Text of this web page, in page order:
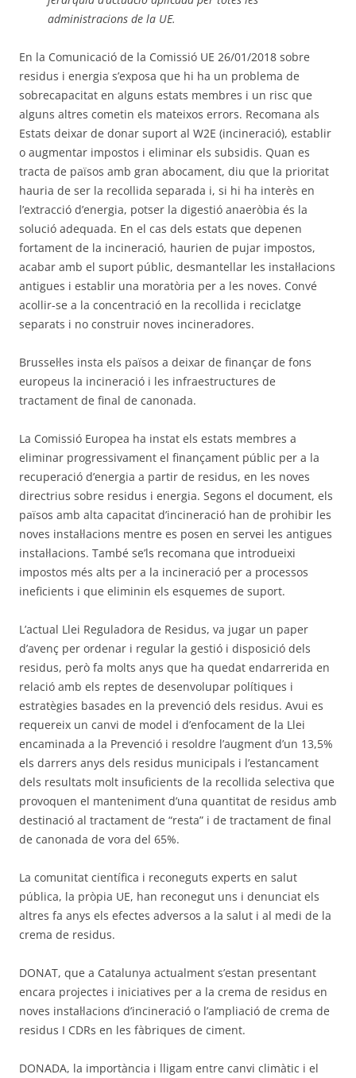
administracions de la UE.
En la Comunicació de la Comissió UE 26/01/2018 sobre
residus i energia s’exposa que hi ha un problema de
sobrecapacitat en alguns estats membres i un risc que
alguns altres cometin els mateixos errors. Recomana als
Estats deixar de donar suport al W2E (incineració), establir
o augmentar impostos i eliminar els subsidis. Quan es
tracta de països amb gran abocament, diu que la prioritat
hauria de ser la recollida separada i, si hi ha interès en
l’extracció d’energia, potser la digestió anaeròbia és la
solució adequada. En el cas dels estats que depenen
fortament de la incineració, haurien de pujar impostos,
acabar amb el suport públic, desmantellar les instal·lacions
antigues i establir una moratòria per a les noves. Convé
acollir-se a la concentració en la recollida i reciclatge
separats i no construir noves incineradores.
Brussel·les insta els països a deixar de finançar de fons
europeus la incineració i les infraestructures de
tractament de final de canonada.
La Comissió Europea ha instat els estats membres a
eliminar progressivament el finançament públic per a la
recuperació d’energia a partir de residus, en les noves
directrius sobre residus i energia. Segons el document, els
països amb alta capacitat d’incineració han de prohibir les
noves instal·lacions mentre es posen en servei les antigues
instal·lacions. També se’ls recomana que introdueixi
impostos més alts per a la incineració per a processos
ineficients i que eliminin els esquemes de suport.
L’actual Llei Reguladora de Residus, va jugar un paper
d’avenç per ordenar i regular la gestió i disposició dels
residus, però fa molts anys que ha quedat endarrerida en
relació amb els reptes de desenvolupar polítiques i
estratègies basades en la prevenció dels residus. Avui es
requereix un canvi de model i d’enfocament de la Llei
encaminada a la Prevenció i resoldre l’augment d’un 13,5%
els darrers anys dels residus municipals i l’estancament
dels resultats molt insuficients de la recollida selectiva que
provoquen el manteniment d’una quantitat de residus amb
destinació al tractament de “resta” i de tractament de final
de canonada de vora del 65%.
La comunitat científica i reconeguts experts en salut
pública, la pròpia UE, han reconegut uns i denunciat els
altres fa anys els efectes adversos a la salut i al medi de la
crema de residus.
DONAT, que a Catalunya actualment s’estan presentant
encara projectes i iniciatives per a la crema de residus en
noves instal·lacions d’incineració o l’ampliació de crema de
residus I CDRs en les fàbriques de ciment.
DONADA, la importància i lligam entre canvi climàtic i el